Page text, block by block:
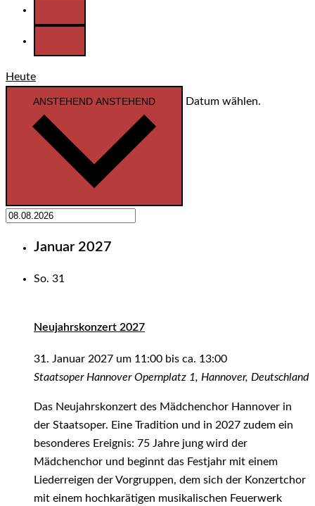
Heute
ANSTEHEND ANSTEHEND Datum wählen.
Januar 2027
So. 31
Neujahrskonzert 2027
31. Januar 2027 um 11:00 bis ca. 13:00
Staatsoper HannoverOpernplatz 1, Hannover, Deutschland
Das Neujahrskonzert des Mädchenchor Hannover in
der Staatsoper. Eine Tradition und in 2027 zudem ein
besonderes Ereignis: 75 Jahre jung wird der
Mädchenchor und beginnt das Festjahr mit einem
Liederreigen der Vorgruppen, dem sich der Konzertchor
mit einem hochkarätigen musikalischen Feuerwerk